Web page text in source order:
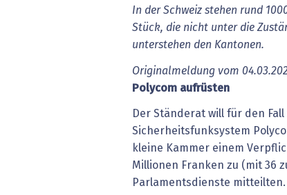
In der Schweiz stehen rund
Stück, die nicht unter die
unterstehen den Kantonen.
Originalmeldung vom
Polycom aufrüsten
Der Ständerat will für den
Sicherheitsfunksystem
kleine Kammer einem
Millionen Franken zu (mit 36
Parlamentsdienste mitteilten.